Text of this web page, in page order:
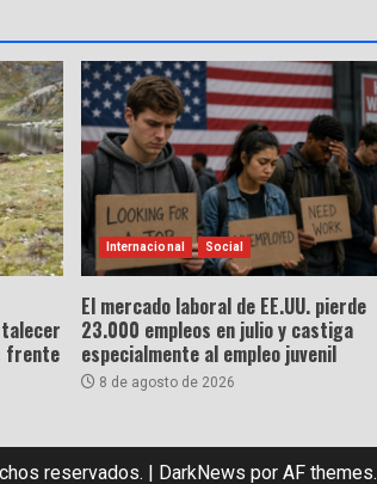
frente
Internacional Social
El mercado laboral de EE.UU. pierde
23.000 empleos en julio y castiga
especialmente al empleo juvenil
8 de agosto de 2026
reservados. | DarkNews por AF themes.